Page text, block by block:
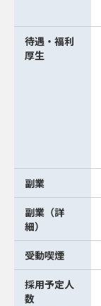
待遇・福利
厚生
副業
副業（詳
細）
受動喫煙
採用予定人
数